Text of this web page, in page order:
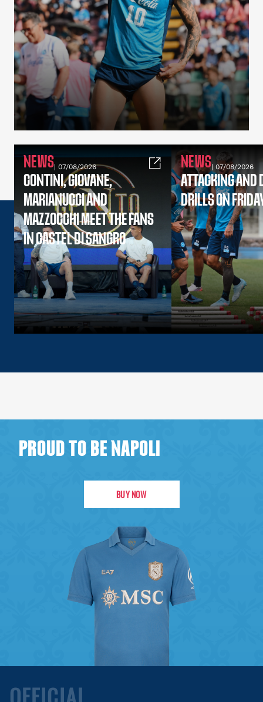
NEWS| 07/08/2026
CONTINI, GIOVANE,
MARIANUCCI AND
MAZZOCCHI MEET THE FANS
IN CASTEL DI SANGRO
NEWS| 07/08/2026
ATTACKING AND
DRILLS ON
PROUD TO BE NAPOLI
BUY NOW